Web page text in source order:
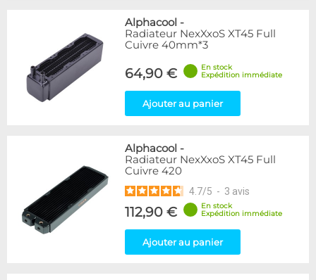
Alphacool -
Radiateur NexXxoS XT45 Full
Cuivre 40mm*3
64,90 €
En stock
Expédition immédiate
Ajouter au panier
Alphacool -
Radiateur NexXxoS XT45 Full
Cuivre 420
4.7/5 - 3 avis
112,90 €
En stock
Expédition immédiate
Ajouter au panier